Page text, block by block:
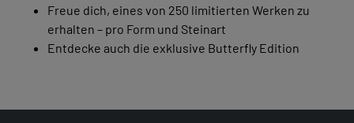
Freue dich, eines von 250 limitierten Werken zu
erhalten – pro Form und Steinart
Entdecke auch die exklusive Butterfly Edition